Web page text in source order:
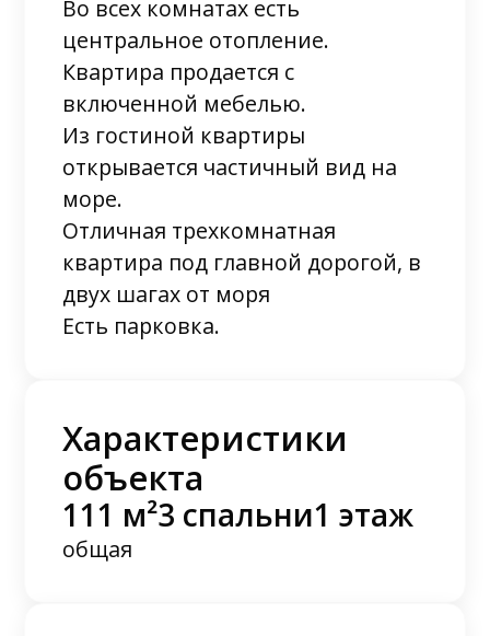
Во всех комнатах есть
центральное отопление.
Квартира продается с
включенной мебелью.
Из гостиной квартиры
открывается частичный вид на
море.
Отличная трехкомнатная
квартира под главной дорогой, в
двух шагах от моря
Есть парковка.
Характеристики
объекта
111 м²
общая
3 спальни1 этаж